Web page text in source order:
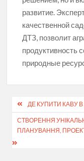
развитие.
качественной
ДТЗ, позволит
продуктивность
природные
Навігація
записів
ДЕ КУПИТИ КАВУ
СТВОРЕННЯ
ПЛАНУВАННЯ,